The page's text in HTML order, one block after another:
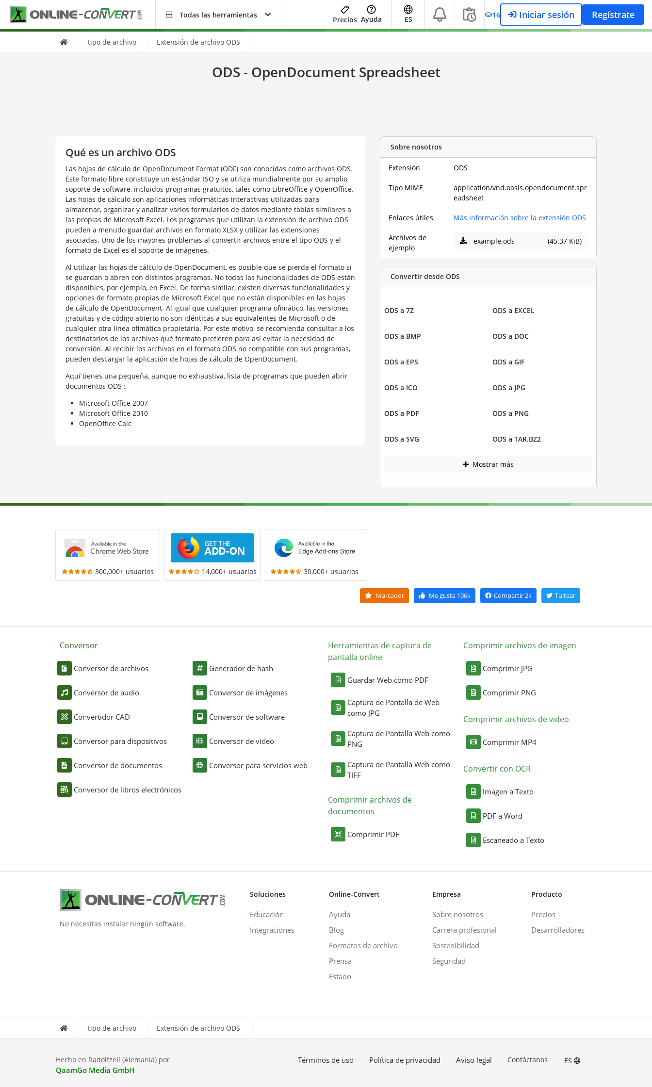
Todas las herramientas
Precios Ayuda ES 16 Iniciar sesión Regístrate
tipo de archivo Extensión de archivo ODS
ODS - OpenDocument Spreadsheet
Qué es un archivo ODS
Las hojas de cálculo de OpenDocument Format (ODF) son conocidas como archivos ODS.
Este formato libre constituye un estándar ISO y se utiliza mundialmente por su amplio
soporte de software, incluidos programas gratuitos, tales como LibreOffice y OpenOffice.
Las hojas de cálculo son aplicaciones informáticas interactivas utilizadas para
almacenar, organizar y analizar varios formularios de datos mediante tablas similares a
las propias de Microsoft Excel. Los programas que utilizan la extensión de archivo ODS
pueden a menudo guardar archivos en formato XLSX y utilizar las extensiones
asociadas. Uno de los mayores problemas al convertir archivos entre el tipo ODS y el
formato de Excel es el soporte de imágenes.
Al utilizar las hojas de cálculo de OpenDocument, es posible que se pierda el formato si
se guardan o abren con distintos programas. No todas las funcionalidades de ODS están
disponibles, por ejemplo, en Excel. De forma similar, existen diversas funcionalidades y
opciones de formato propias de Microsoft Excel que no están disponibles en las hojas
de cálculo de OpenDocument. Al igual que cualquier programa ofimático, las versiones
gratuitas y de código abierto no son idénticas a sus equivalentes de Microsoft o de
cualquier otra línea ofimática propietaria. Por este motivo, se recomienda consultar a los
destinatarios de los archivos qué formato prefieren para así evitar la necesidad de
conversión. Al recibir los archivos en el formato ODS no compatible con sus programas,
pueden descargar la aplicación de hojas de cálculo de OpenDocument.
Aquí tienes una pequeña, aunque no exhaustiva, lista de programas que pueden abrir
documentos ODS :
Microsoft Office 2007
Microsoft Office 2010
OpenOffice Calc
Sobre nosotros
Extensión ODS
Tipo MIME
application/vnd.oasis.opendocument.spr
eadsheet
Enlaces útiles Más información sobre la extensión ODS
Archivos de
ejemplo
example.ods (45.37 KiB)
Convertir desde ODS
ODS a 7Z ODS a EXCEL
ODS a BMP ODS a DOC
ODS a EPS ODS a GIF
ODS a ICO ODS a JPG
ODS a PDF ODS a PNG
ODS a SVG ODS a TAR.BZ2
Mostrar más
300,000+ usuarios 14,000+ usuarios 30,000+ usuarios
Marcador Me gusta106k Compartir2k Tuitear
Conversor
Conversor de archivos
Conversor de audio
Convertidor CAD
Conversor para dispositivos
Conversor de documentos
Conversor de libros electrónicos
Generador de hash
Conversor de imágenes
Conversor de software
Conversor de vídeo
Conversor para servicios web
Herramientas de captura de
pantalla online
Guardar Web como PDF
Captura de Pantalla de Web
como JPG
Captura de Pantalla Web como
PNG
Captura de Pantalla Web como
TIFF
Comprimir archivos de
documentos
Comprimir PDF
Comprimir archivos de imagen
Comprimir JPG
Comprimir PNG
Comprimir archivos de video
Comprimir MP4
Convertir con OCR
Imagen a Texto
PDF a Word
Escaneado a Texto
No necesitas instalar ningún software.
Soluciones
Educación
Integraciones
Online-Convert
Ayuda
Blog
Formatos de archivo
Prensa
Estado
Empresa
Sobre nosotros
Carrera profesional
Sostenibilidad
Seguridad
Producto
Precios
Desarrolladores
tipo de archivo Extensión de archivo ODS
Hecho en Radolfzell (Alemania) por
QaamGo Media GmbH
Términos de uso Política de privacidad Aviso legal Contáctanos ES